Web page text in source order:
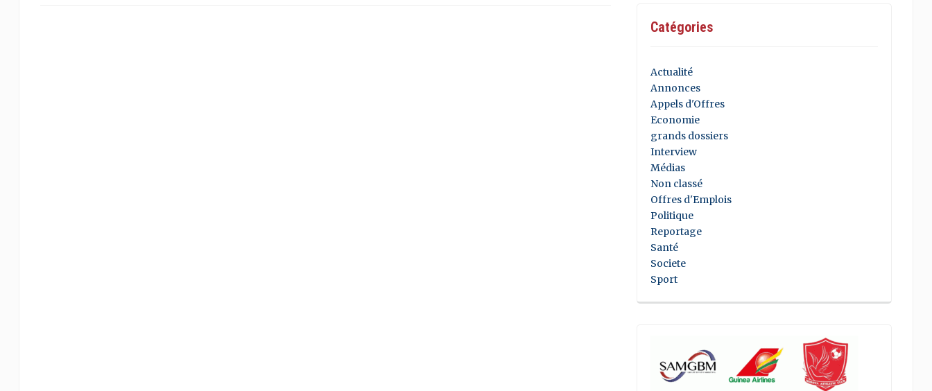
Catégories
Actualité
Annonces
Appels d'Offres
Economie
grands dossiers
Interview
Médias
Non classé
Offres d'Emplois
Politique
Reportage
Santé
Societe
Sport